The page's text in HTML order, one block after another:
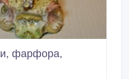
фарфора,